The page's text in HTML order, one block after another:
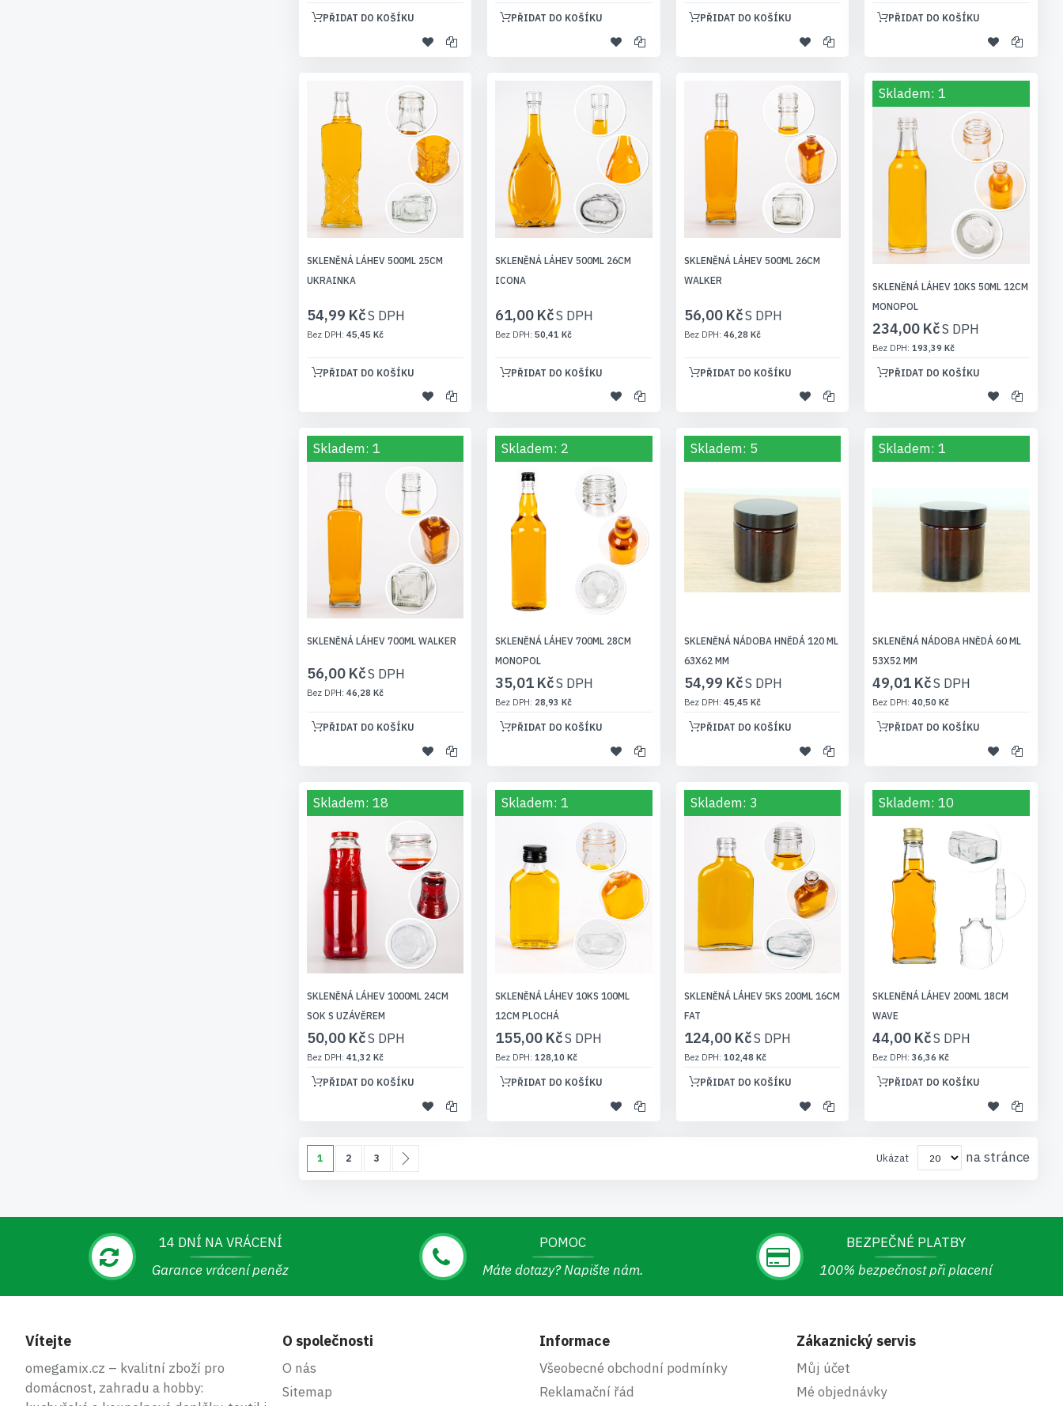
PŘIDAT DO KOŠÍKU PŘIDAT DO KOŠÍKU PŘIDAT DO KOŠÍKU PŘIDAT DO KOŠÍKU
SKLENĚNÁ LÁHEV 500ML 25CM
UKRAINKA
54,99 Kč
45,45 Kč
PŘIDAT DO KOŠÍKU
SKLENĚNÁ LÁHEV 500ML 26CM
ICONA
61,00 Kč
50,41 Kč
PŘIDAT DO KOŠÍKU
SKLENĚNÁ LÁHEV 500ML 26CM
WALKER
56,00 Kč
46,28 Kč
PŘIDAT DO KOŠÍKU
Skladem: 1
SKLENĚNÁ LÁHEV 10KS 50ML 12CM
MONOPOL
234,00 Kč
193,39 Kč
PŘIDAT DO KOŠÍKU
Skladem: 1
SKLENĚNÁ LÁHEV 700ML WALKER
56,00 Kč
46,28 Kč
PŘIDAT DO KOŠÍKU
Skladem: 2
SKLENĚNÁ LÁHEV 700ML 28CM
MONOPOL
35,01 Kč
28,93 Kč
PŘIDAT DO KOŠÍKU
Skladem: 5
SKLENĚNÁ NÁDOBA HNĚDÁ 120 ML
63X62 MM
54,99 Kč
45,45 Kč
PŘIDAT DO KOŠÍKU
Skladem: 1
SKLENĚNÁ NÁDOBA HNĚDÁ 60 ML
53X52 MM
49,01 Kč
40,50 Kč
PŘIDAT DO KOŠÍKU
Skladem: 18
SKLENĚNÁ LÁHEV 1000ML 24CM
SOK S UZÁVĚREM
50,00 Kč
41,32 Kč
PŘIDAT DO KOŠÍKU
Skladem: 1
SKLENĚNÁ LÁHEV 10KS 100ML
12CM PLOCHÁ
155,00 Kč
128,10 Kč
PŘIDAT DO KOŠÍKU
Skladem: 3
SKLENĚNÁ LÁHEV 5KS 200ML 16CM
FAT
124,00 Kč
102,48 Kč
PŘIDAT DO KOŠÍKU
Skladem: 10
SKLENĚNÁ LÁHEV 200ML 18CM
WAVE
44,00 Kč
36,36 Kč
PŘIDAT DO KOŠÍKU
Stránka
Právě si prohlížíte stránku
1 Stránka
2 Stránka
3 Ukázat na stránce
14 DNÍ NA VRÁCENÍ
Garance vrácení peněz
POMOC
Máte dotazy? Napište nám.
BEZPEČNÉ PLATBY
100% bezpečnost při placení
Vítejte
omegamix.cz – kvalitní zboží pro
domácnost, zahradu a hobby:
O společnosti
O nás
Sitemap
Informace
Všeobecné obchodní podmínky
Reklamační řád
Zákaznický servis
Můj účet
Mé objednávky